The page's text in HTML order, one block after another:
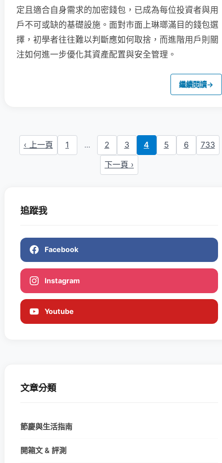
定且適合自身需求的加密錢包，已成為每位投資者與用
戶不可或缺的基礎設施。面對市面上琳瑯滿目的錢包選
擇，初學者往往難以判斷應如何取捨，而進階用戶則關
注如何進一步優化其資產配置與安全管理。
繼續閱讀→
‹ 上一頁 1 ... 2 3 4 5 6
733
下一頁 ›
追蹤我
Facebook
Instagram
Youtube
文章分類
節慶與生活指南
開箱文 & 評測